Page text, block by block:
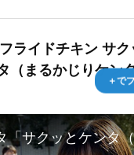
＋で
ライドチキン サク
（まるかじりケン
「サクッとケンタ